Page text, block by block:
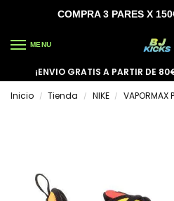
COMPRA 3 PARES X
MENU
¡ENVIO GRATIS A PARTIR DE
Inicio
/ Tienda / NIKE / VAPORMAX